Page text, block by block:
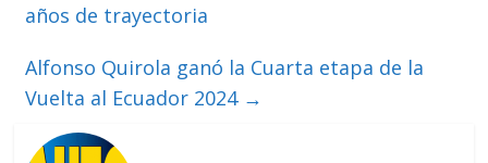
años de trayectoria
Alfonso Quirola ganó la Cuarta etapa de la
Vuelta al Ecuador 2024 →